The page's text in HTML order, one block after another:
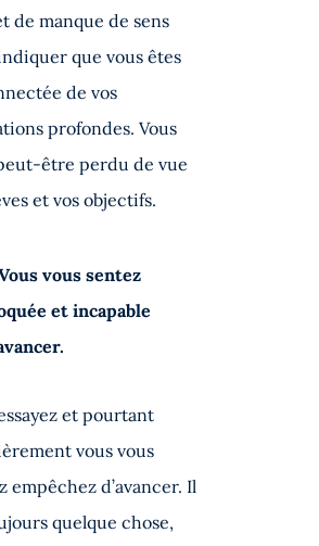
de manque de sens
que vous êtes
de vos
profondes. Vous
être perdu de vue
et vos objectifs.
vous sentez
et incapable
et pourtant
vous vous
empêchez d’avancer. Il
quelque chose,